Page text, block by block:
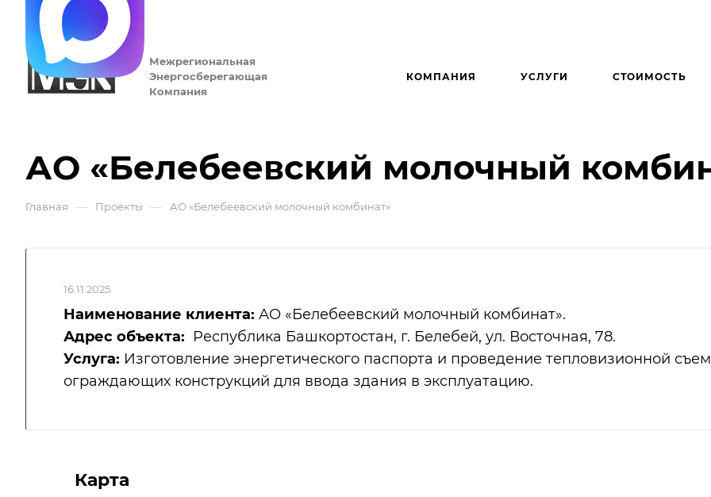
Межрегиональная
Энергосберегающая
Компания
КОМПАНИЯ УСЛУГИ СТОИМОСТЬ
АО «Белебеевский молочный
Главная — Проекты — АО «Белебеевский молочный комбинат»
16.11.2025
Наименование клиента: АО «Белебеевский молочный комбинат».
Адрес объекта: Республика Башкортостан, г. Белебей, ул. Восточная, 78.
Услуга: Изготовление энергетического паспорта и проведение тепловизионной
ограждающих конструкций для ввода здания в эксплуатацию.
Карта